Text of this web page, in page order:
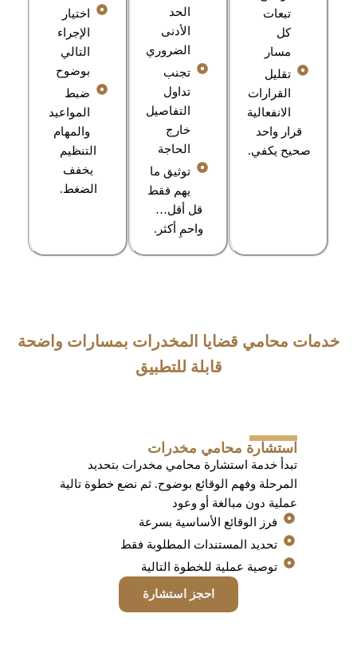
تبعات
كل
مسار
تقليل
القرارات
الانفعالية
قرار واحد
صحيح يكفي.
الحد
الأدنى
الضروري
تجنب
تداول
التفاصيل
خارج
الحاجة
توثيق ما
يهم فقط
قل أقل…
واحمِ أكثر.
اختيار
الإجراء
التالي
بوضوح
ضبط
المواعيد
والمهام
التنظيم
يخفف
الضغط.
خدمات محامي قضايا المخدرات بمسارات واضحة
قابلة للتطبيق
استشارة محامي مخدرات
تبدأ خدمة استشارة محامي مخدرات بتحديد
المرحلة وفهم الوقائع بوضوح. ثم نضع خطوة تالية
عملية دون مبالغة أو وعود
فرز الوقائع الأساسية بسرعة
تحديد المستندات المطلوبة فقط
توصية عملية للخطوة التالية
احجز استشارة